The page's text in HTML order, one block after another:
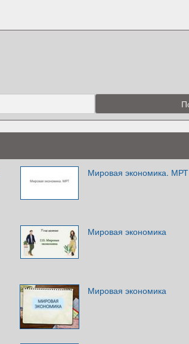
Мировая экономика. МРТ
Мировая экономика
Мировая экономика